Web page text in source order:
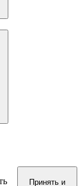
Принять и